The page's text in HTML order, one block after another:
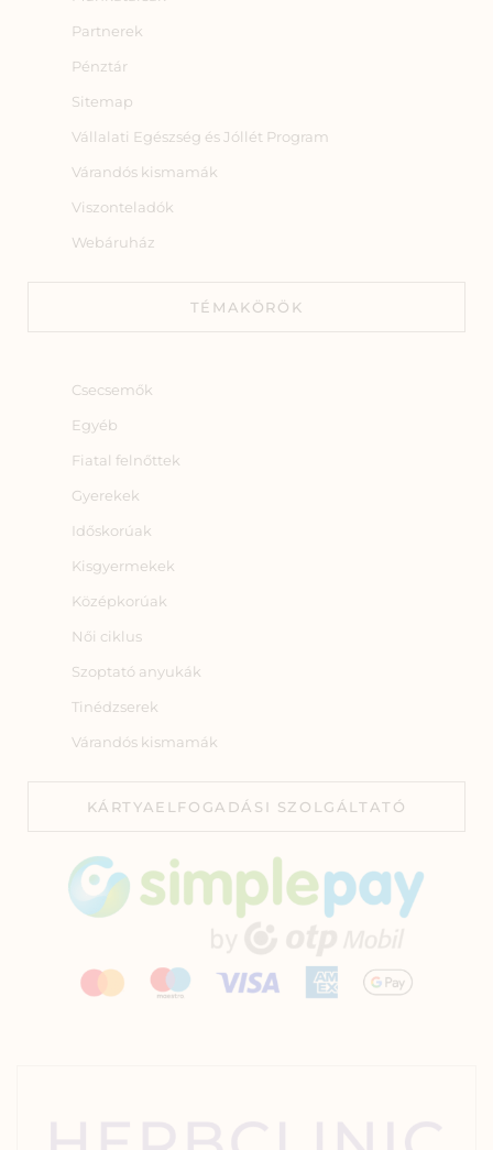
Partnerek
Pénztár
Sitemap
Vállalati Egészség és Jóllét Program
Várandós kismamák
Viszonteladók
Webáruház
TÉMAKÖRÖK
Csecsemők
Egyéb
Fiatal felnőttek
Gyerekek
Időskorúak
Kisgyermekek
Középkorúak
Női ciklus
Szoptató anyukák
Tinédzserek
Várandós kismamák
KÁRTYAELFOGADÁSI SZOLGÁLTATÓ